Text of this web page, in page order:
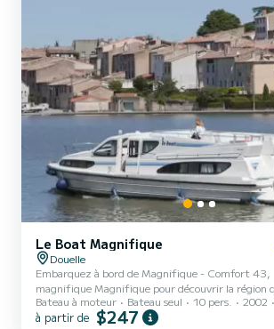
Le Boat Magnifique
Douelle
Embarquez à bord de Magnifique - Comfort 43,
magnifique Magnifique pour découvrir la région
Ce bateau à moteur a été construit en 2002 pour
et performance en mer. Le bateau dispose de 4 cabines tout
Bateau à moteur Bateau seul 10 pers. 2002
à partir de $247